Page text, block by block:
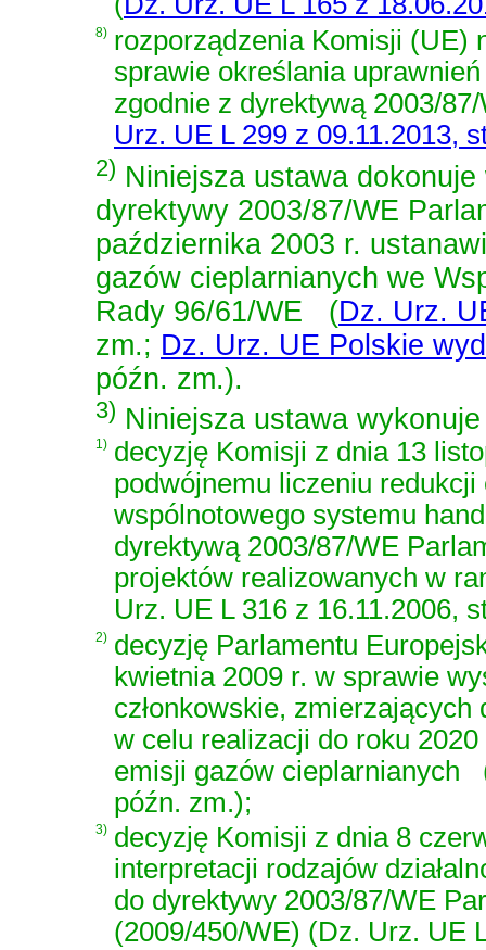
8) rozporządzenia Komisji (UE)
sprawie określania
zgodnie z dyrektywą 2003/
Urz. UE L 299 z 09.11.2013,
2) Niniejsza ustawa
dyrektywy 2003/87/WE
października 2003 r.
gazów cieplarnianych we
Rady 96/61/WE
(Dz. Urz.
zm.; Dz. Urz. UE Polskie
późn. zm.).
3) Niniejsza ustawa
1) decyzję Komisji z dnia 13
podwójnemu liczeniu
wspólnotowego systemu
dyrektywą 2003/87/WE
projektów realizowanych w
Urz. UE L 316 z 16.11.2006,
2) decyzję Parlamentu
kwietnia 2009 r. w sprawie
członkowskie,
w celu realizacji do roku
emisji gazów cieplarnianych
późn. zm.);
3) decyzję Komisji z dnia 8
interpretacji rodzajów
do dyrektywy 2003/87/WE
(2009/450/WE) (Dz. Urz. UE